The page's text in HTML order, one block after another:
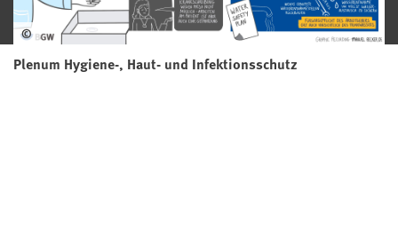
©
Plenum Hygiene-, Haut- und Infektionsschutz